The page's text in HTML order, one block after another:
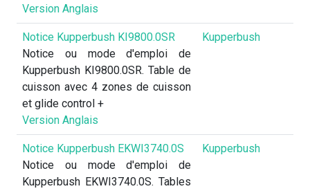
Version Anglais
Notice Kupperbush KI9800.0SR
Notice ou mode d'emploi de
Kupperbush KI9800.0SR. Table de
cuisson avec 4 zones de cuisson
et glide control +
Version Anglais
Kupperbush
Notice Kupperbush EKWI3740.0S
Notice ou mode d'emploi de
Kupperbush EKWI3740.0S. Tables
Kupperbush